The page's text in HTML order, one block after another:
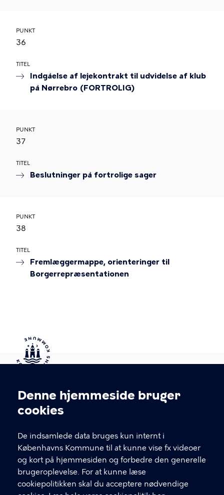
Cookieindstillinger
Denne hjemmeside bruger
cookies
De indsamlede data bruges kun internt i
Københavns Kommune til at kunne vise fx videoer
og kort på hjemmesiden og forbedre den generelle
brugeroplevelse. For at kunne læse
cookiepolitikken skal du acceptere nødvendige
PUNKT
36
TITEL
Indgåelse af lejekontrakt til udvidelse af klub
på Nørrebro (FORTROLIG)
PUNKT
37
TITEL
Beslutninger på fortrolige sager
PUNKT
38
TITEL
Fremlæggermappe, orienteringer til
Borgerrepræsentationen
Kontakt Københavns Kommune
T
fFind andre kontakter her
CVR-nummer64942212
GENVEJE